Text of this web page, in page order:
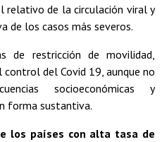
relativo de la circulación viral y
de los casos más severos.
de restricción de movilidad,
del Covid 19, aunque no
socioeconómicas y
forma sustantiva.
los países con alta tasa de